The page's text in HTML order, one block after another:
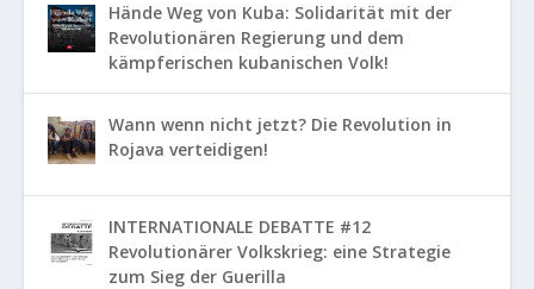
Hände Weg von Kuba: Solidarität mit der
Revolutionären Regierung und dem
kämpferischen kubanischen Volk!
Wann wenn nicht jetzt? Die Revolution in
Rojava verteidigen!
INTERNATIONALE DEBATTE #12
Revolutionärer Volkskrieg: eine Strategie
zum Sieg der Guerilla